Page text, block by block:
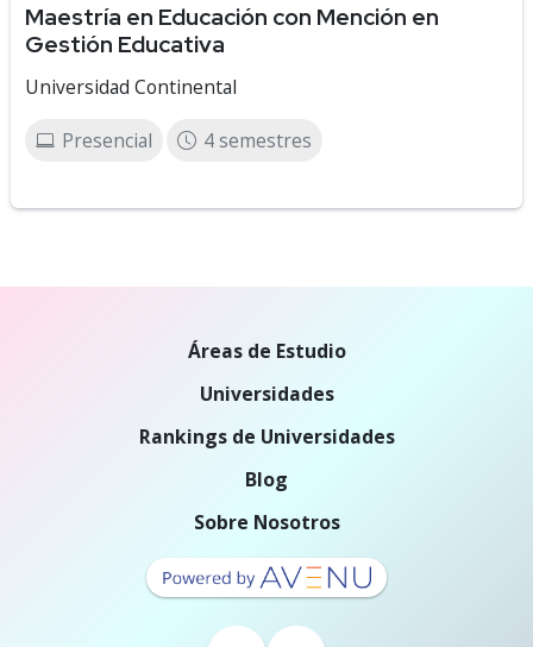
Maestría en Educación con Mención en
Gestión Educativa
Universidad Continental
Presencial 4 semestres
Áreas de Estudio
Universidades
Rankings de Universidades
Blog
Sobre Nosotros